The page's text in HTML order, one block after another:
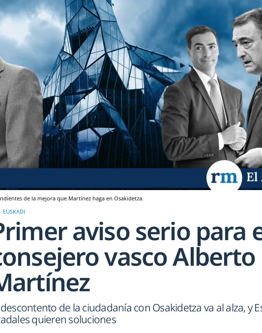
de la mejora que Martínez haga en Osakidetza.
EUSKADI
aviso serio para
vasco Alberto
descontento de la ciudadanía con Osakidetza va al alza, y
quieren soluciones